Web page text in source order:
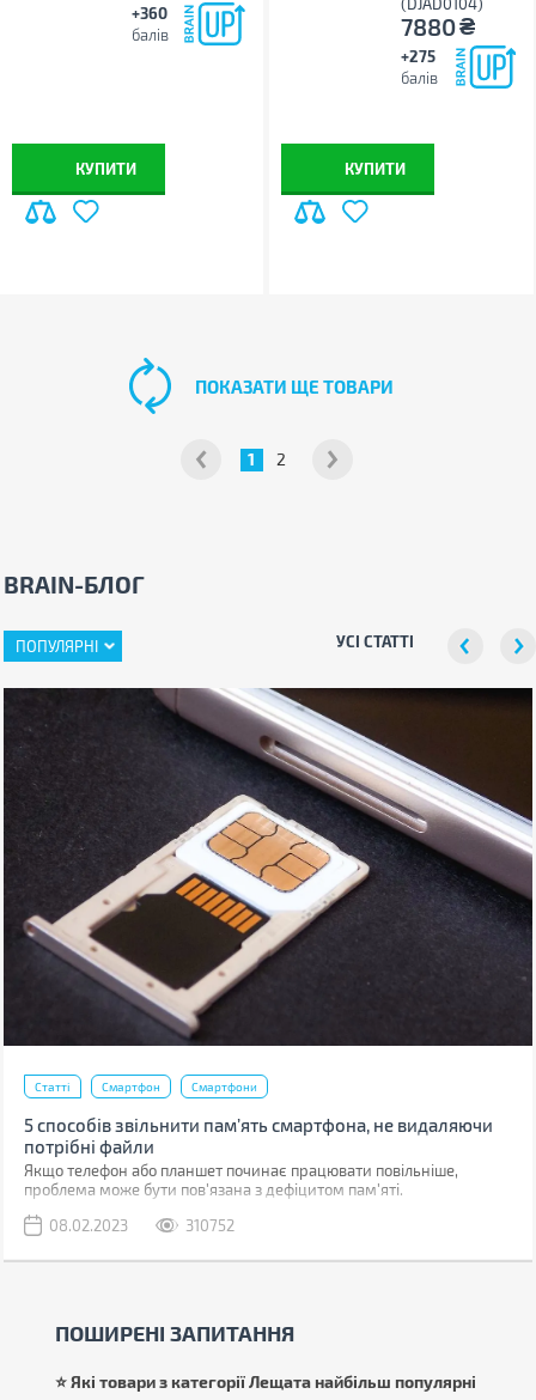
+360
балів
КУПИТИ
7880₴
+275
балів
КУПИТИ
1 2
ПОКАЗАТИ ЩЕ ТОВАРИ
BRAIN-БЛОГ
ПОПУЛЯРНІ УСІ СТАТТІ
Статті Смартфон Смартфони
5 способів звільнити пам’ять смартфона, не видаляючи
потрібні файли
Якщо телефон або планшет починає працювати повільніше,
проблема може бути пов'язана з дефіцитом пам'яті.
08.02.2023
310752
ПОШИРЕНІ ЗАПИТАННЯ
⭐ Які товари з категорії Лещата найбільш популярні